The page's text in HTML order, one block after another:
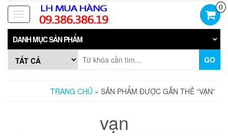
Skip
the
content
Toggle
navigation
0
DANH MỤC SẢN PHẨM
GO
TRANG CHỦ » SẢN PHẨM ĐƯỢC GẮN THẺ “VẠN”
vạn